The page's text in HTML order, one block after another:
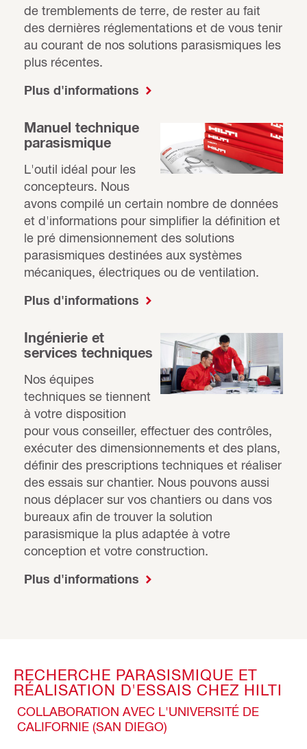
de tremblements de terre, de rester au fait
des dernières réglementations et de vous tenir
au courant de nos solutions parasismiques les
plus récentes.
Plus d'informations
Manuel technique
parasismique
L'outil idéal pour les
concepteurs. Nous
avons compilé un certain nombre de données
et d'informations pour simplifier la définition et
le pré dimensionnement des solutions
parasismiques destinées aux systèmes
mécaniques, électriques ou de ventilation.
Plus d'informations
Ingénierie et
services techniques
Nos équipes
techniques se tiennent
à votre disposition
pour vous conseiller, effectuer des contrôles,
exécuter des dimensionnements et des plans,
définir des prescriptions techniques et réaliser
des essais sur chantier. Nous pouvons aussi
nous déplacer sur vos chantiers ou dans vos
bureaux afin de trouver la solution
parasismique la plus adaptée à votre
conception et votre construction.
Plus d'informations
RECHERCHE PARASISMIQUE ET
RÉALISATION D'ESSAIS CHEZ HILTI
COLLABORATION AVEC L'UNIVERSITÉ DE
CALIFORNIE (SAN DIEGO)